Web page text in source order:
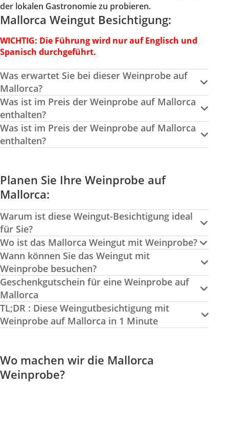
der lokalen Gastronomie zu probieren.
Mallorca Weingut Besichtigung:
WICHTIG: Die Führung wird nur auf Englisch und
Spanisch durchgeführt.
Was erwartet Sie bei dieser Weinprobe auf
Mallorca?
Was ist im Preis der Weinprobe auf Mallorca
enthalten?
Was ist im Preis der Weinprobe auf Mallorca
enthalten?
Planen Sie Ihre Weinprobe auf
Mallorca:
Warum ist diese Weingut-Besichtigung ideal
für Sie?
Wo ist das Mallorca Weingut mit Weinprobe?
Wann können Sie das Weingut mit
Weinprobe besuchen?
Geschenkgutschein für eine Weinprobe auf
Mallorca
TL;DR : Diese Weingutbesichtigung mit
Weinprobe auf Mallorca in 1 Minute
Wo machen wir die Mallorca
Weinprobe?